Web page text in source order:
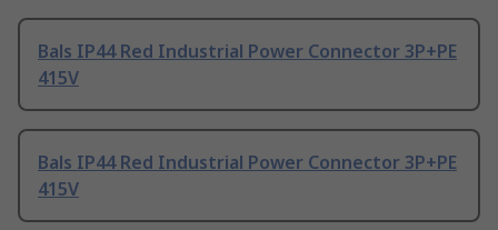
Bals IP44 Red Industrial Power Connector 3P+PE
415V
Bals IP44 Red Industrial Power Connector 3P+PE
415V